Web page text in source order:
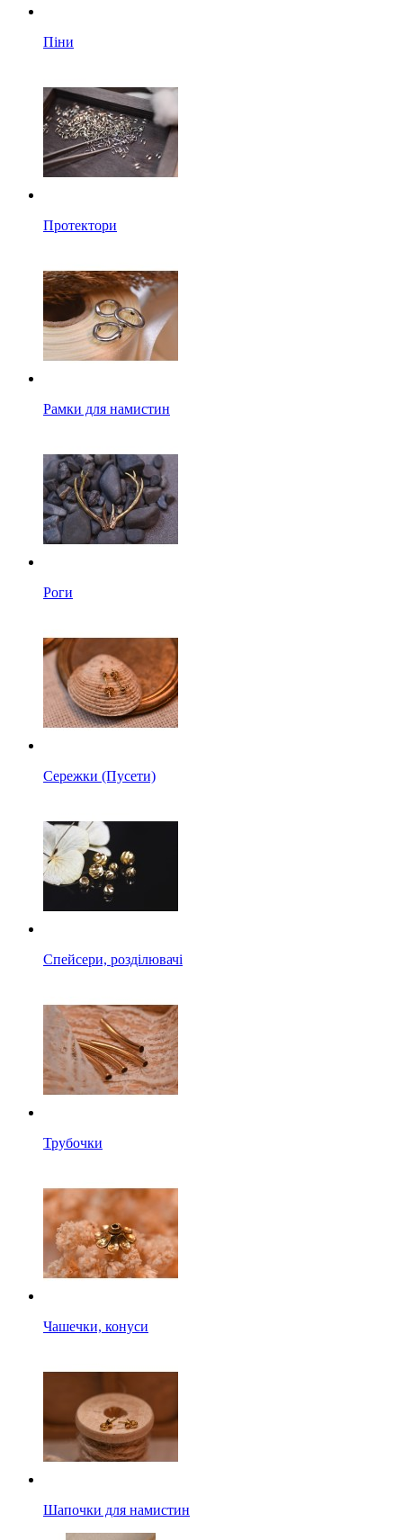
Піни
Протектори
Рамки для намистин
Роги
Сережки (Пусети)
Спейсери, розділювачі
Трубочки
Чашечки, конуси
Шапочки для намистин